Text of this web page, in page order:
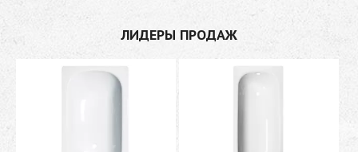
ЛИДЕРЫ ПРОДАЖ